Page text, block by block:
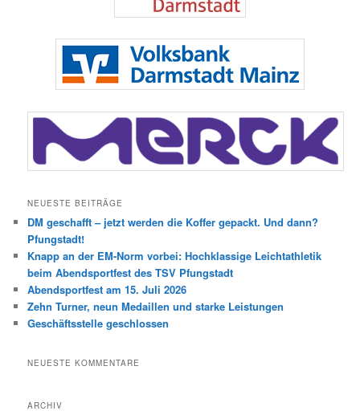
NEUESTE BEITRÄGE
DM geschafft – jetzt werden die Koffer gepackt. Und dann?
Pfungstadt!
Knapp an der EM-Norm vorbei: Hochklassige Leichtathletik
beim Abendsportfest des TSV Pfungstadt
Abendsportfest am 15. Juli 2026
Zehn Turner, neun Medaillen und starke Leistungen
Geschäftsstelle geschlossen
NEUESTE KOMMENTARE
ARCHIV